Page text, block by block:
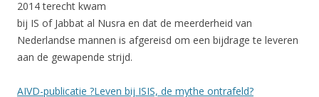
2014 terecht kwam
bij IS of Jabbat al Nusra en dat de meerderheid van
Nederlandse mannen is afgereisd om een bijdrage te leveren
aan de gewapende strijd.
AIVD-publicatie ?Leven bij ISIS, de mythe ontrafeld?